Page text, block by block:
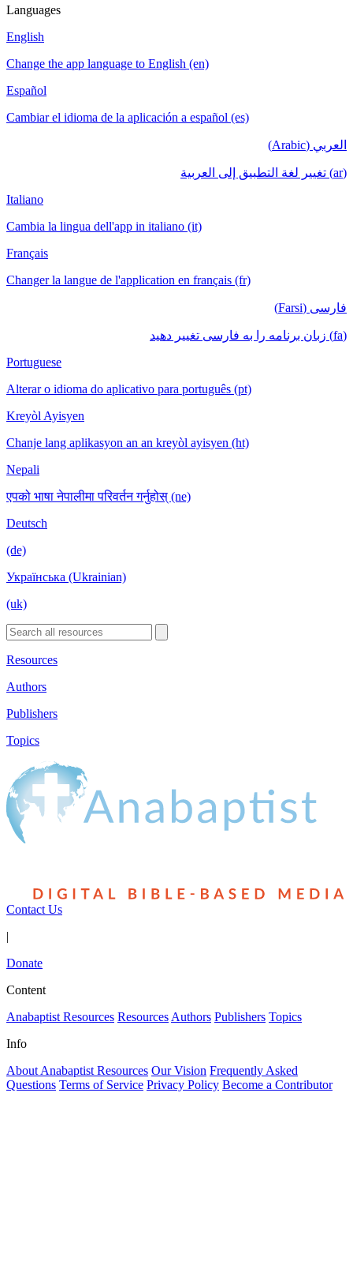
Languages
English
Change the app language to English (en)
Español
Cambiar el idioma de la aplicación a español (es)
العربي (Arabic)
(ar) تغيير لغة التطبيق إلى العربية
Italiano
Cambia la lingua dell'app in italiano (it)
Français
Changer la langue de l'application en français (fr)
فارسی (Farsi)
(fa) زبان برنامه را به فارسی تغییر دهید
Portuguese
Alterar o idioma do aplicativo para português (pt)
Kreyòl Ayisyen
Chanje lang aplikasyon an an kreyòl ayisyen (ht)
Nepali
एपको भाषा नेपालीमा परिवर्तन गर्नुहोस् (ne)
Deutsch
(de)
Українська (Ukrainian)
(uk)
Resources
Authors
Publishers
Topics
Contact Us
|
Donate
Content
Anabaptist Resources Resources Authors Publishers Topics
Info
About Anabaptist Resources Our Vision Frequently Asked
Questions Terms of Service Privacy Policy Become a Contributor